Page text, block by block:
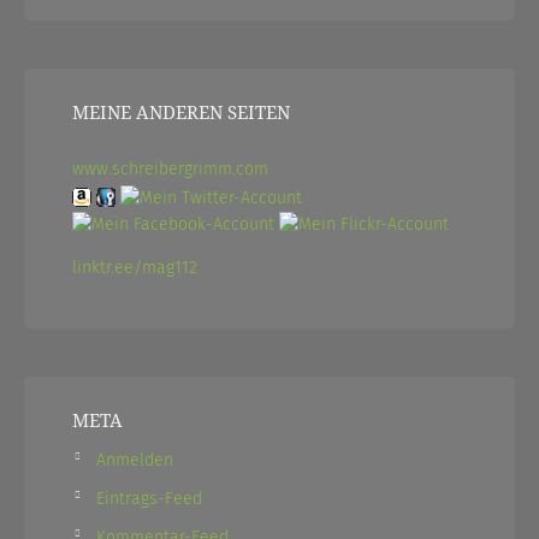
MEINE ANDEREN SEITEN
www.schreibergrimm.com
linktr.ee/mag112
META
Anmelden
Eintrags-Feed